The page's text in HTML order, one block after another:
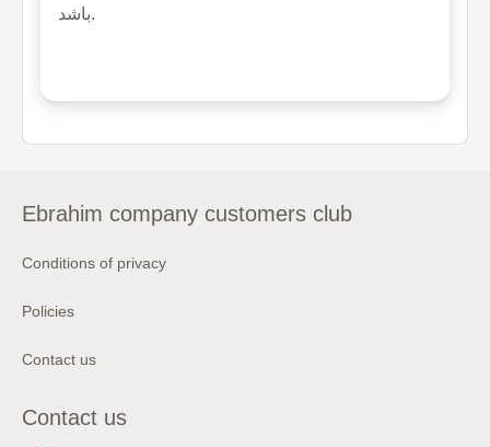
باشد.
Ebrahim company customers club
Conditions of privacy
Policies
Contact us
Contact us